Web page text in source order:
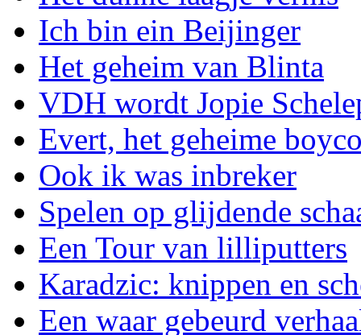
Ich bin ein Beijinger
Het geheim van Blinta
VDH wordt Jopie
Evert, het geheime
Ook ik was inbreker
Spelen op glijdende
Een Tour van lilliputters
Karadzic: knippen en
Een waar gebeurd